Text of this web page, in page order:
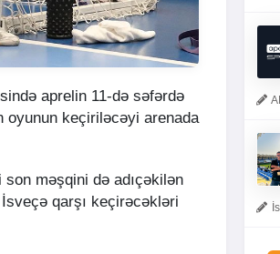
aprelin 11-də səfərdə
oyunun keçiriləcəyi arenada
məşqini də adıçəkilən
qarşı keçirəcəkləri